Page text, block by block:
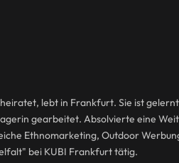
lebt in Frankfurt. Sie ist
gearbeitet. Absolvierte eine
Ethnomarketing, Outdoor
bei KUBI Frankfurt tätig.